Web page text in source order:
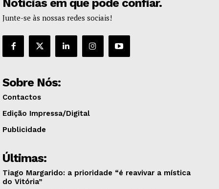
Notícias em que pode confiar.
Junte-se às nossas redes sociais!
Sobre Nós:
Contactos
Edição Impressa/Digital
Publicidade
Últimas:
Tiago Margarido: a prioridade “é reavivar a mística
do Vitória”